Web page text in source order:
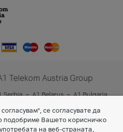
Telekom Austria Group
Serbia A1 Belarus
A1 Bulgaria
се согласувате да
подобриме Вашето корисничко
на веб-страната,